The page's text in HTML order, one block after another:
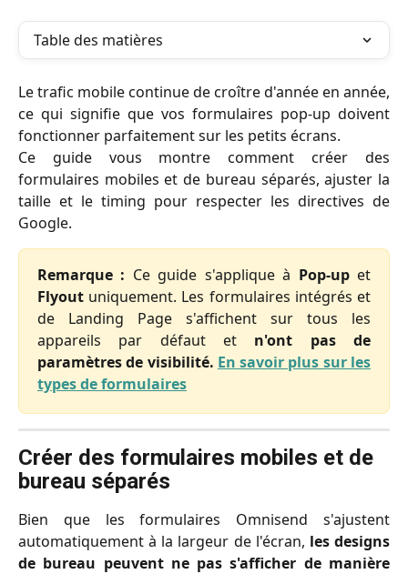
Table des matières
Le trafic mobile continue de croître d'année en année,
ce qui signifie que vos formulaires pop-up doivent
fonctionner parfaitement sur les petits écrans.
Ce guide vous montre comment créer des
formulaires mobiles et de bureau séparés, ajuster la
taille et le timing pour respecter les directives de
Google.
Remarque : Ce guide s'applique à Pop-upet
Flyout uniquement. Les formulaires intégrés et
de Landing Page s'affichent sur tous les
appareils par défaut et n'ont pas de
paramètres de visibilité. En savoir plus sur les
types de formulaires
Créer des formulaires mobiles et de
bureau séparés
Bien que les formulaires Omnisend s'ajustent
automatiquement à la largeur de l'écran, les designs
de bureau peuvent ne pas s'afficher de manière